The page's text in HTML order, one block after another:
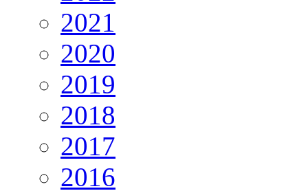
2021
2020
2019
2018
2017
2016